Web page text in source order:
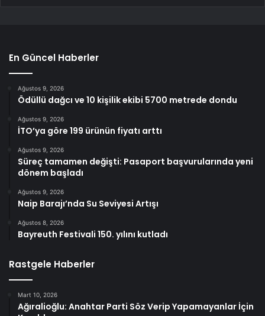
En Güncel Haberler
Ağustos 9, 2026
Ödüllü dağcı ve 10 kişilik ekibi 5700 metrede dondu
Ağustos 9, 2026
İTO’ya göre 199 ürünün fiyatı arttı
Ağustos 9, 2026
Süreç tamamen değişti: Pasaport başvurularında yeni
dönem başladı
Ağustos 9, 2026
Naip Barajı’nda Su Seviyesi Artışı
Ağustos 8, 2026
Bayreuth Festivali 150. yılını kutladı
Rastgele Haberler
Mart 10, 2026
Ağıralioğlu: Anahtar Parti Söz Verip Yapamayanlar İçin